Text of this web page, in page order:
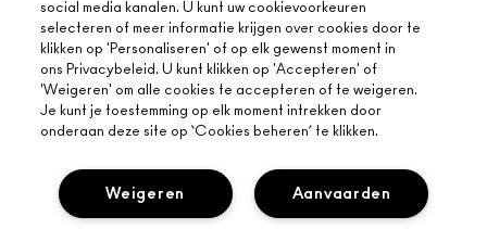
social media kanalen. U kunt uw cookievoorkeuren
selecteren of meer informatie krijgen over cookies door te
klikken op 'Personaliseren' of op elk gewenst moment in
ons Privacybeleid. U kunt klikken op 'Accepteren' of
'Weigeren' om alle cookies te accepteren of te weigeren.
Je kunt je toestemming op elk moment intrekken door
onderaan deze site op ‘Cookies beheren’ te klikken.
Aanvaarden
Weigeren